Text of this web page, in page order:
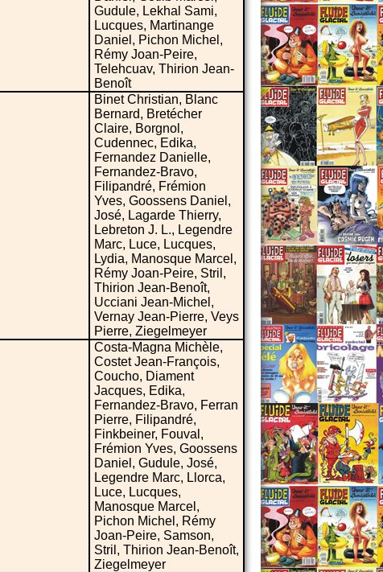
Gudule, Lekhal Sami,
Lucques, Martinange
Daniel, Pichon Michel,
Rémy Joan-Peire,
Telehcuav, Thirion Jean-
Benoît
Binet Christian, Blanc
Bernard, Bretécher
Claire, Borgnol,
Cudennec, Edika,
Fernandez Danielle,
Fernandez-Bravo,
Filipandré, Frémion
Yves, Goossens Daniel,
José, Lagarde Thierry,
Lebreton J. L., Legendre
Marc, Luce, Lucques,
Lydia, Manosque Marcel,
Rémy Joan-Peire, Stril,
Thirion Jean-Benoît,
Ucciani Jean-Michel,
Vernay Jean-Pierre, Veys
Pierre, Ziegelmeyer
Costa-Magna Michèle,
Costet Jean-François,
Coucho, Diament
Jacques, Edika,
Fernandez-Bravo, Ferran
Pierre, Filipandré,
Finkbeiner, Fouval,
Frémion Yves, Goossens
Daniel, Gudule, José,
Legendre Marc, Llorca,
Luce, Lucques,
Manosque Marcel,
Pichon Michel, Rémy
Joan-Peire, Samson,
Stril, Thirion Jean-Benoît,
Ziegelmeyer